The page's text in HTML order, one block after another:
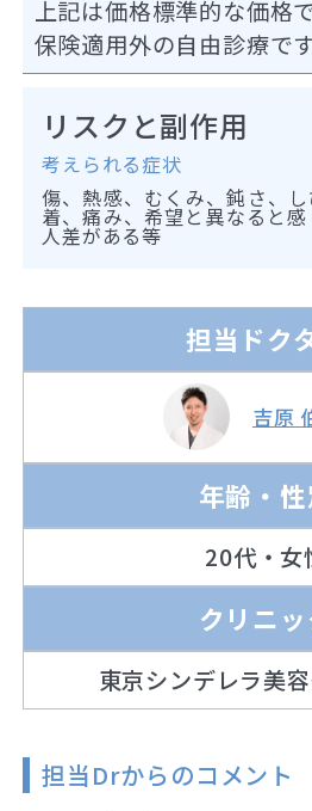
上記は価格標準的な価格で
保険適用外の自由診療です
リスクと副作用
考えられる症状
傷、熱感、むくみ、鈍さ、
着、痛み、希望と異なると
人差がある等
担当ドク
吉原
年齢・性
20代・女
クリニッ
東京シンデレラ美
担当Drからのコメント